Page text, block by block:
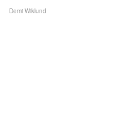
Demi Wiklund